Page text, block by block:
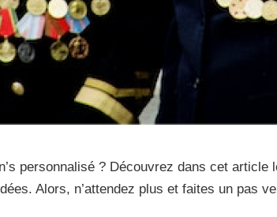
personnalisé ? Découvrez dans cet
Alors, n’attendez plus et faites un pas